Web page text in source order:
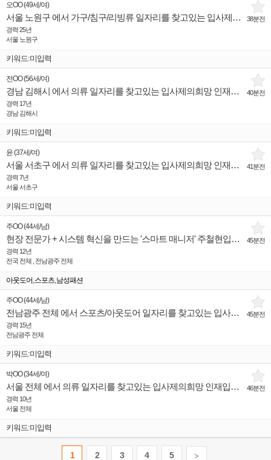
38분전
오OO(49세 /여)
서울 노원구 에서 가구/침구/리빙류 일자리를 찾고있는 입사제의희망 인재입니다.
경력 25년
서울 노원구
키워드:미입력
40분전
전OO(56세 /여)
경남 김해시 에서 의류 일자리를 찾고있는 입사제의희망 인재입니다.
경력 17년
경남 김해시
키워드:미입력
41분전
윤(37세 /여)
서울 서초구 에서 의류 일자리를 찾고있는 입사제의희망 인재입니다.
경력 7년
서울 서초구
키워드:미입력
45분전
주OO(44세 /남)
현장 전문가 + 시스템 혁신을 만드는 '스마트 매니저' 주철현입니다.
경력 12년
전국 전체 , 전남광주 전체
아웃도어,스포츠,남성패션
45분전
주OO(44세 /남)
전남광주 전체 에서 스포츠/아웃도어 일자리를 찾고있는 입사제의희망 인재입니다.
경력 15년
전남광주 전체
키워드:미입력
46분전
박OO(34세 /여)
서울 전체 에서 의류 일자리를 찾고있는 입사제의희망 인재입니다.
경력 10년
서울 전체
키워드:미입력
1 2 3 4 5 >